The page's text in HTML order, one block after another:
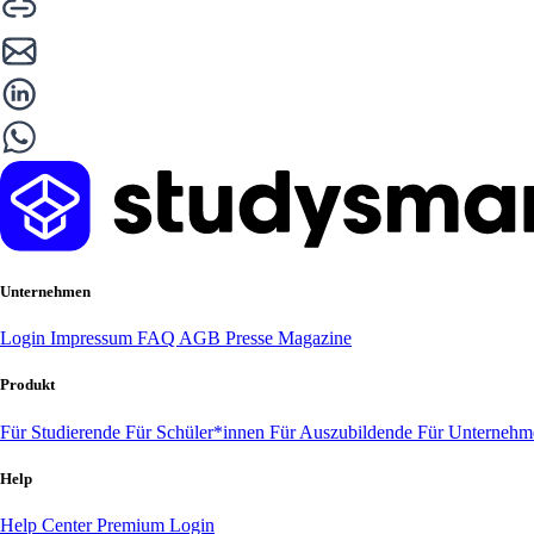
Unternehmen
Login Impressum FAQ AGB Presse Magazine
Produkt
Für Studierende Für Schüler*innen Für Auszubildende Für
Help
Help CenterPremium Login